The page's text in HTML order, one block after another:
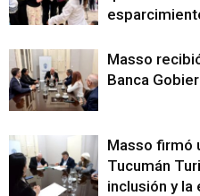
Masso
Banca
Masso firmó
Tucumán
inclusión y la